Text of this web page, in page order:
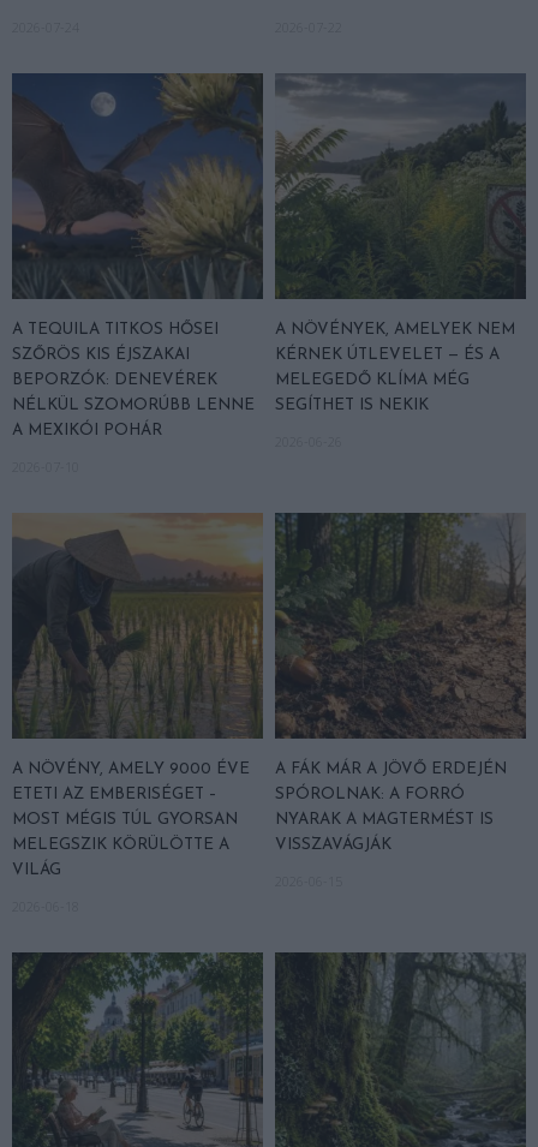
A TEQUILA TITKOS HŐSEI
SZŐRÖS KIS ÉJSZAKAI
BEPORZÓK: DENEVÉREK
NÉLKÜL SZOMORÚBB LENNE
A MEXIKÓI POHÁR
A NÖVÉNYEK, AMELYEK NEM
KÉRNEK ÚTLEVELET — ÉS A
MELEGEDŐ KLÍMA MÉG
SEGÍTHET IS NEKIK
A NÖVÉNY, AMELY 9000 ÉVE
ETETI AZ EMBERISÉGET –
MOST MÉGIS TÚL GYORSAN
MELEGSZIK KÖRÜLÖTTE A
VILÁG
A FÁK MÁR A JÖVŐ ERDEJÉN
SPÓROLNAK: A FORRÓ
NYARAK A MAGTERMÉST IS
VISSZAVÁGJÁK